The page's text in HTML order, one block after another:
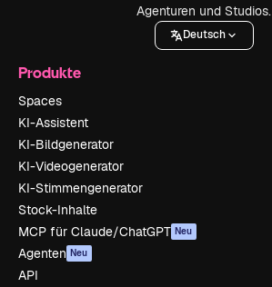
Agenturen und Studios.
Deutsch
Produkte
Spaces
KI-Assistent
KI-Bildgenerator
KI-Videogenerator
KI-Stimmengenerator
Stock-Inhalte
MCP für Claude/ChatGPT Neu
Agenten Neu
API